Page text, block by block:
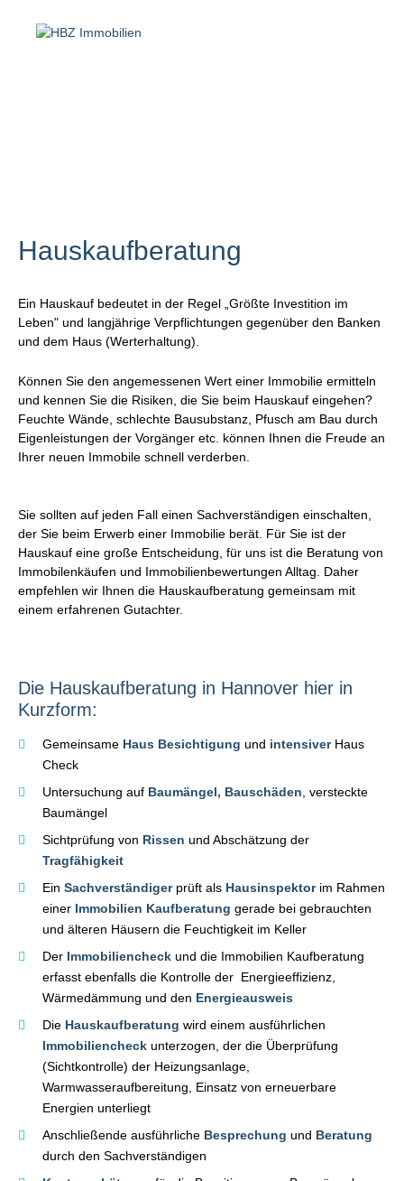
Hauskaufberatung
Ein Hauskauf bedeutet in der Regel „Größte Investition im
Leben" und langjährige Verpflichtungen gegenüber den Banken
und dem Haus (Werterhaltung).
Können Sie den angemessenen Wert einer Immobilie ermitteln
und kennen Sie die Risiken, die Sie beim Hauskauf eingehen?
Feuchte Wände, schlechte Bausubstanz, Pfusch am Bau durch
Eigenleistungen der Vorgänger etc. können Ihnen die Freude an
Ihrer neuen Immobile schnell verderben.
Sie sollten auf jeden Fall einen Sachverständigen einschalten,
der Sie beim Erwerb einer Immobilie berät. Für Sie ist der
Hauskauf eine große Entscheidung, für uns ist die Beratung von
Immobilenkäufen und Immobilienbewertungen Alltag. Daher
empfehlen wir Ihnen die Hauskaufberatung gemeinsam mit
einem erfahrenen Gutachter.
Die Hauskaufberatung in Hannover hier in
Kurzform:
Gemeinsame Haus Besichtigung und intensiverHaus
Check
Untersuchung auf Baumängel, Bauschäden , versteckte
Baumängel
Sichtprüfung von Rissen und Abschätzung der
Tragfähigkeit
Ein Sachverständigerprüft als Hausinspektorim Rahmen
einer Immobilien Kaufberatung gerade bei gebrauchten
und älteren Häusern die Feuchtigkeit im Keller
Der Immobiliencheck und die Immobilien Kaufberatung
erfasst ebenfalls die Kontrolle der Energieeffizienz,
Wärmedämmung und den Energieausweis
Die Hauskaufberatung wird einem ausführlichen
Immobiliencheck unterzogen, der die Überprüfung
(Sichtkontrolle) der Heizungsanlage,
Warmwasseraufbereitung, Einsatz von erneuerbare
Energien unterliegt
Anschließende ausführliche Besprechung und Beratung
durch den Sachverständigen